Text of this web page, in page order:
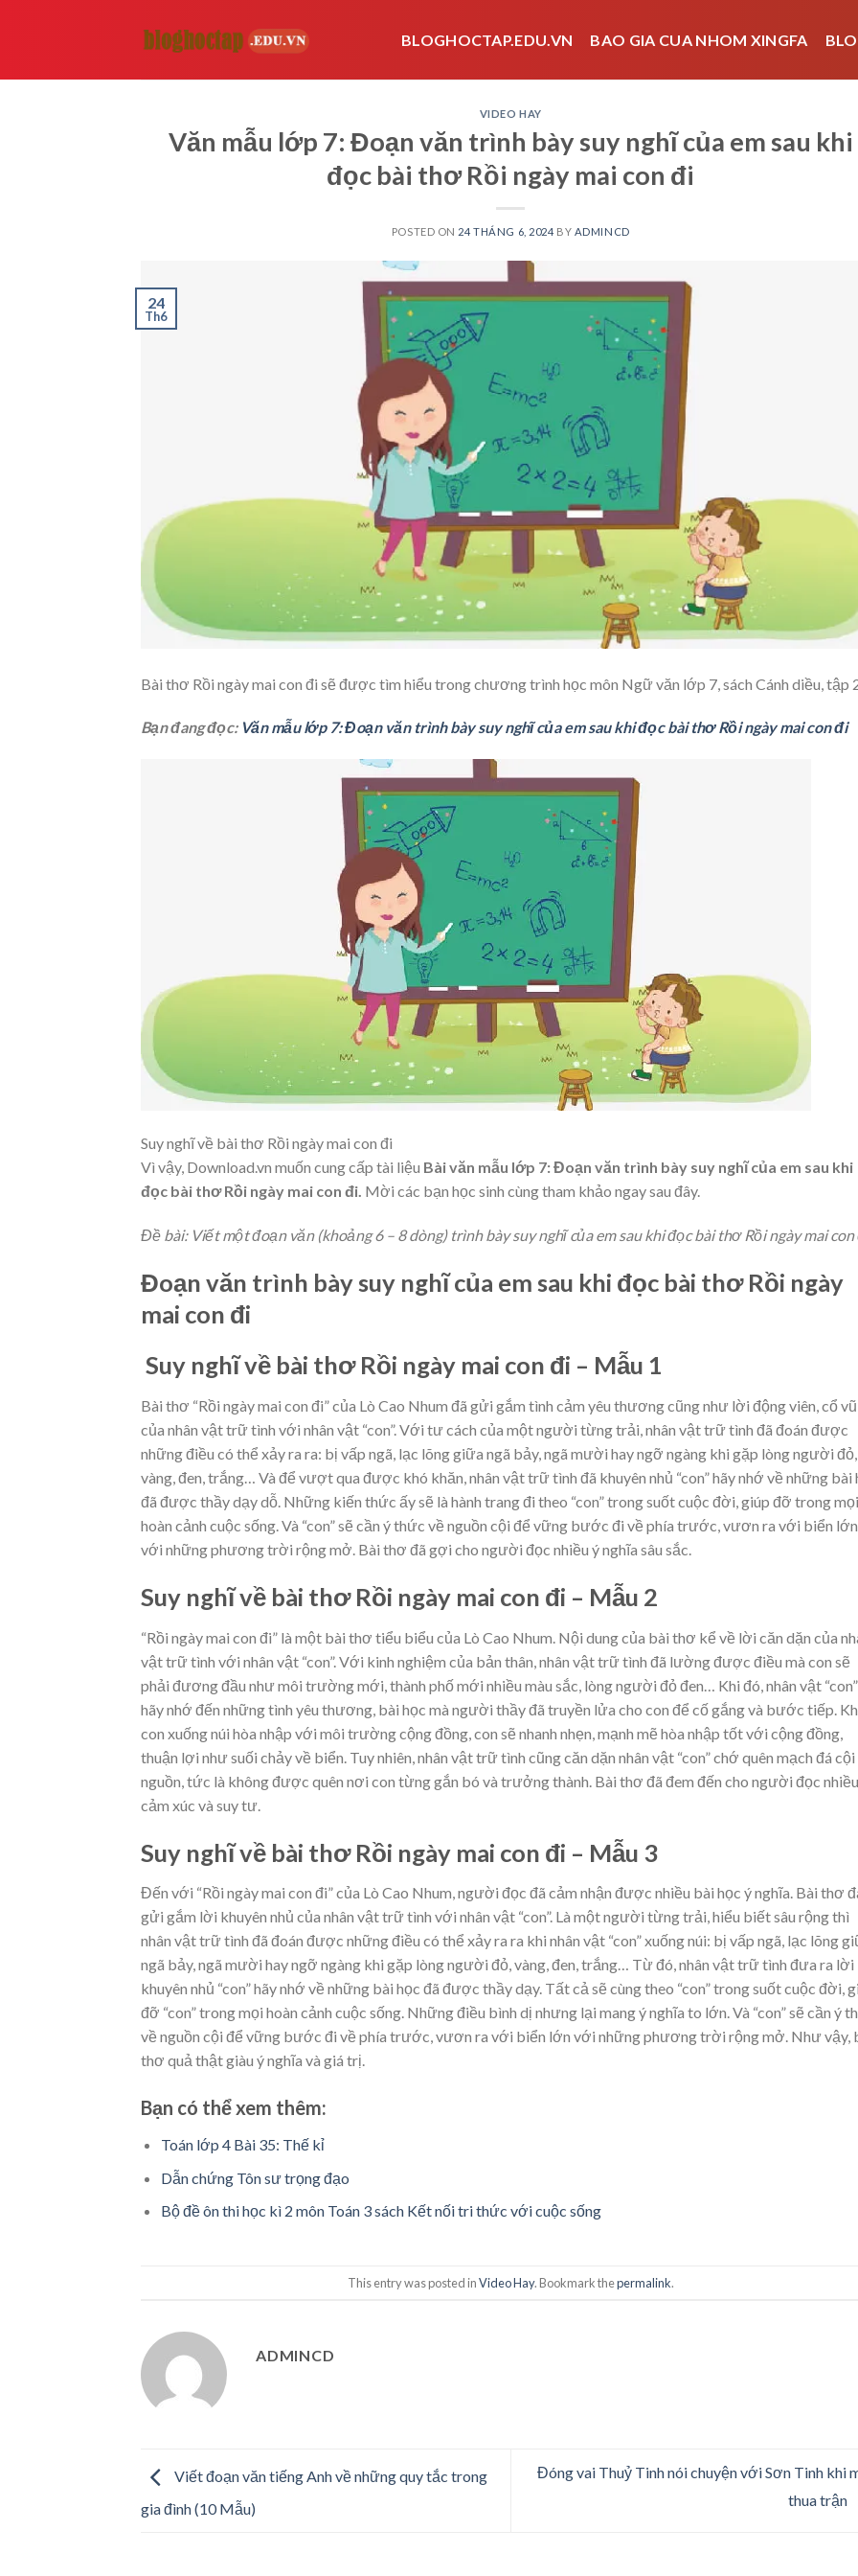
BLOGHOCTAP.EDU.VN BAO GIA CUA NHOM XINGFA
VIDEO HAY
Văn mẫu lớp 7: Đoạn văn trình bày suy nghĩ của em sau khi
đọc bài thơ Rồi ngày mai con đi
POSTED ON 24 THÁNG 6, 2024 BY ADMINCD
24
Th6
Bài thơ Rồi ngày mai con đi sẽ được tìm hiểu trong chương trình học môn Ngữ văn lớp 7, sách Cánh diều, tập
Bạn đang đọc: Văn mẫu lớp 7: Đoạn văn trình bày suy nghĩ của em sau khi đọc bài thơ Rồi ngày mai con đi
Suy nghĩ về bài thơ Rồi ngày mai con đi
Vì vậy, Download.vn muốn cung cấp tài liệu Bài văn mẫu lớp 7: Đoạn văn trình bày suy nghĩ của em sau khi
đọc bài thơ Rồi ngày mai con đi. Mời các bạn học sinh cùng tham khảo ngay sau đây.
Đề bài: Viết một đoạn văn (khoảng 6 – 8 dòng) trình bày suy nghĩ của em sau khi đọc bài thơ Rồi ngày mai con
Đoạn văn trình bày suy nghĩ của em sau khi đọc bài thơ Rồi ngày
mai con đi
Suy nghĩ về bài thơ Rồi ngày mai con đi – Mẫu 1
Bài thơ “Rồi ngày mai con đi” của Lò Cao Nhum đã gửi gắm tình cảm yêu thương cũng như lời động viên, cổ vũ
của nhân vật trữ tình với nhân vật “con”. Với tư cách của một người từng trải, nhân vật trữ tình đã đoán được
những điều có thể xảy ra ra: bị vấp ngã, lạc lõng giữa ngã bảy, ngã mười hay ngỡ ngàng khi gặp lòng người đỏ,
vàng, đen, trắng… Và để vượt qua được khó khăn, nhân vật trữ tình đã khuyên nhủ “con” hãy nhớ về những bài
đã được thầy dạy dỗ. Những kiến thức ấy sẽ là hành trang đi theo “con” trong suốt cuộc đời, giúp đỡ trong mọi
hoàn cảnh cuộc sống. Và “con” sẽ cần ý thức về nguồn cội để vững bước đi về phía trước, vươn ra với biển lớn
với những phương trời rộng mở. Bài thơ đã gợi cho người đọc nhiều ý nghĩa sâu sắc.
Suy nghĩ về bài thơ Rồi ngày mai con đi – Mẫu 2
“Rồi ngày mai con đi” là một bài thơ tiểu biểu của Lò Cao Nhum. Nội dung của bài thơ kể về lời căn dặn của
vật trữ tình với nhân vật “con”. Với kinh nghiệm của bản thân, nhân vật trữ tình đã lường được điều mà con sẽ
phải đương đầu như môi trường mới, thành phố mới nhiều màu sắc, lòng người đỏ đen… Khi đó, nhân vật “con”
hãy nhớ đến những tình yêu thương, bài học mà người thầy đã truyền lửa cho con để cố gắng và bước tiếp.
con xuống núi hòa nhập với môi trường cộng đồng, con sẽ nhanh nhẹn, mạnh mẽ hòa nhập tốt với cộng đồng,
thuận lợi như suối chảy về biển. Tuy nhiên, nhân vật trữ tình cũng căn dặn nhân vật “con” chớ quên mạch đá cội
nguồn, tức là không được quên nơi con từng gắn bó và trưởng thành. Bài thơ đã đem đến cho người đọc nhiều
cảm xúc và suy tư.
Suy nghĩ về bài thơ Rồi ngày mai con đi – Mẫu 3
Đến với “Rồi ngày mai con đi” của Lò Cao Nhum, người đọc đã cảm nhận được nhiều bài học ý nghĩa. Bài thơ
gửi gắm lời khuyên nhủ của nhân vật trữ tình với nhân vật “con”. Là một người từng trải, hiểu biết sâu rộng thì
nhân vật trữ tình đã đoán được những điều có thể xảy ra ra khi nhân vật “con” xuống núi: bị vấp ngã, lạc lõng
ngã bảy, ngã mười hay ngỡ ngàng khi gặp lòng người đỏ, vàng, đen, trắng… Từ đó, nhân vật trữ tình đưa ra lời
khuyên nhủ “con” hãy nhớ về những bài học đã được thầy dạy. Tất cả sẽ cùng theo “con” trong suốt cuộc đời,
đỡ “con” trong mọi hoàn cảnh cuộc sống. Những điều bình dị nhưng lại mang ý nghĩa to lớn. Và “con” sẽ cần ý
về nguồn cội để vững bước đi về phía trước, vươn ra với biển lớn với những phương trời rộng mở. Như vậy,
thơ quả thật giàu ý nghĩa và giá trị.
Bạn có thể xem thêm:
Toán lớp 4 Bài 35: Thế kỉ
Dẫn chứng Tôn sư trọng đạo
Bộ đề ôn thi học kì 2 môn Toán 3 sách Kết nối tri thức với cuộc sống
This entry was posted inVideo Hay. Bookmark thepermalink.
ADMINCD
Viết đoạn văn tiếng Anh về những quy tắc trong
gia đình (10 Mẫu)
Đóng vai Thuỷ Tinh nói chuyện với Sơn Tinh khi
thua trận